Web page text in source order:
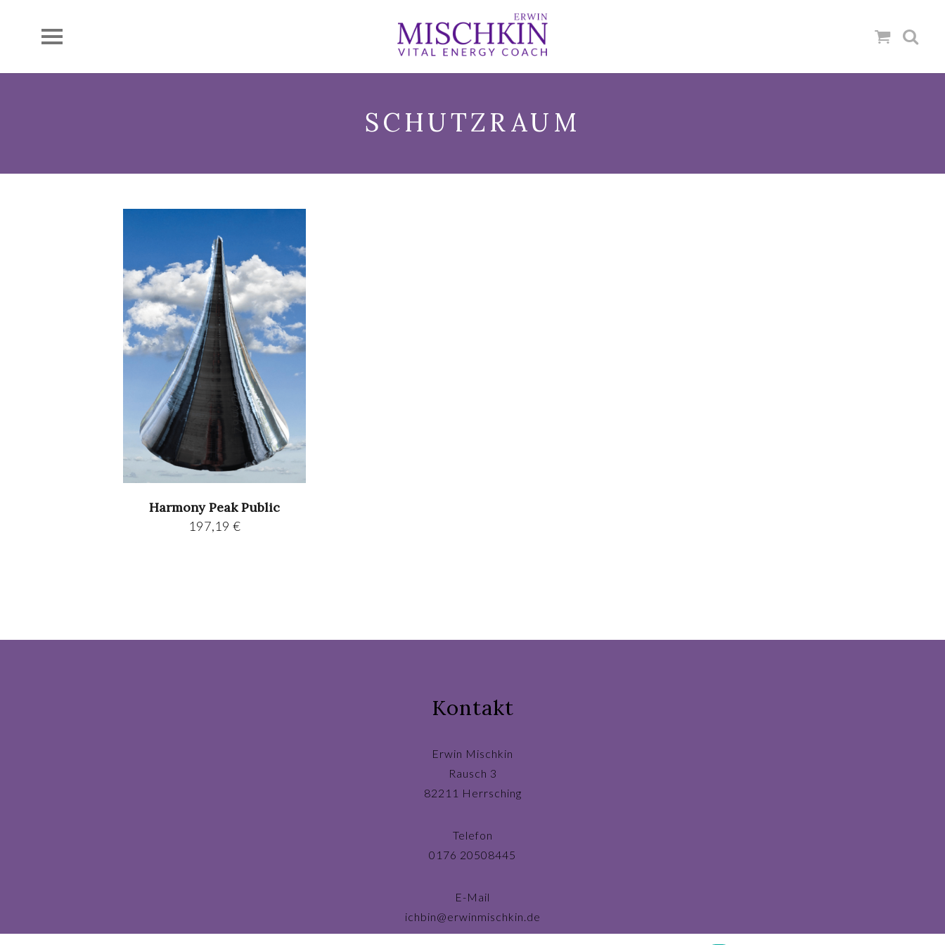
SCHUTZRAUM
Harmony Peak Public
197,19€
Kontakt
Erwin Mischkin
Rausch 3
82211 Herrsching
Telefon
0176 20508445
E-Mail
ichbin@erwinmischkin.de